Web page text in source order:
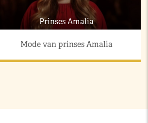
Prinses Amalia
Mode van prinses Amalia